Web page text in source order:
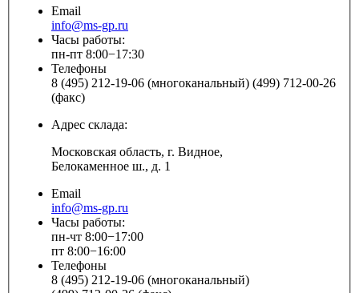
Email
info@ms-gp.ru
Часы работы:
пн-пт 8:00−17:30
Телефоны
8 (495) 212-19-06 (многоканальный) (499) 712-00-26
(факс)
Адрес склада:
Московская область, г. Видное,
Белокаменное ш., д. 1
Email
info@ms-gp.ru
Часы работы:
пн-чт 8:00−17:00
пт 8:00−16:00
Телефоны
8 (495) 212-19-06 (многоканальный)